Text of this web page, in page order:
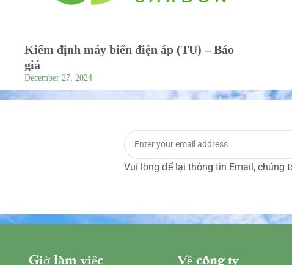
Kiểm định máy biến điện áp (TU) – Báo
giá
December 27, 2024
Vui lòng để lại thông tin Email, chúng
Giờ làm việc Về công ty